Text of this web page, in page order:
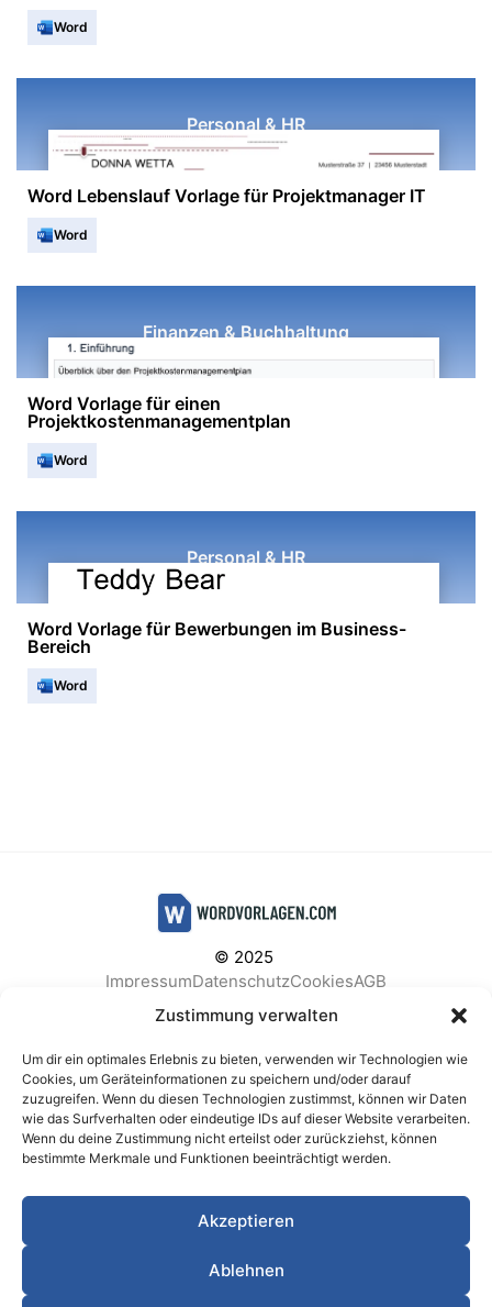
Zustimmung verwalten
Um dir ein optimales Erlebnis zu bieten, verwenden wir Technologien wie
Cookies, um Geräteinformationen zu speichern und/oder darauf
zuzugreifen. Wenn du diesen Technologien zustimmst, können wir Daten
wie das Surfverhalten oder eindeutige IDs auf dieser Website verarbeiten.
Wenn du deine Zustimmung nicht erteilst oder zurückziehst, können
bestimmte Merkmale und Funktionen beeinträchtigt werden.
Akzeptieren
Ablehnen
Word
Personal & HR
Word Lebenslauf Vorlage für Projektmanager IT
Word
Finanzen & Buchhaltung
Word Vorlage für einen
Projektkostenmanagementplan
Word
Personal & HR
Word Vorlage für Bewerbungen im Business-
Bereich
Word
© 2025
ImpressumDatenschutzCookiesAGB
Facebook
Instagram
BELIEBTE KATEGORIEN
Berichte & Analysen Business
Einkauf & Beschaffung
Gesundheit & Vorsorge